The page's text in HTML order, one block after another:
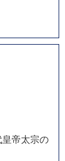
帝太宗の